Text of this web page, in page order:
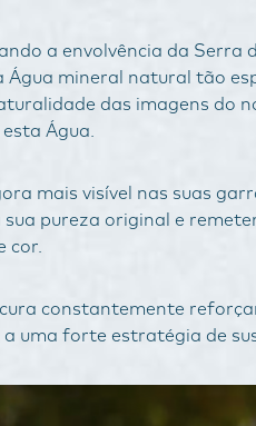
a envolvência da
mineral natural tão
das imagens do
Água.
mais visível nas suas
pureza original e
cor.
constantemente
uma forte estratégia de